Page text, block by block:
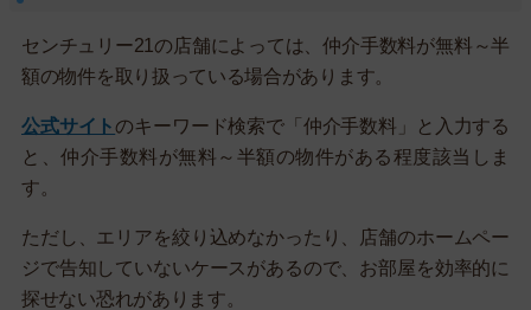
センチュリー21の店舗によっては、仲介手数料が無料～半
額の物件を取り扱っている場合があります。
公式サイト のキーワード検索で「仲介手数料」と入力する
と、仲介手数料が無料～半額の物件がある程度該当しま
す。
ただし、エリアを絞り込めなかったり、店舗のホームペー
ジで告知していないケースがあるので、お部屋を効率的に
探せない恐れがあります。